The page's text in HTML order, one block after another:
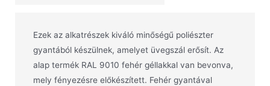
Ezek az alkatrészek kiváló minőségű poliészter
gyantából készülnek, amelyet üvegszál erősít. Az
alap termék RAL 9010 fehér géllakkal van bevonva,
mely fényezésre előkészített. Fehér gyantával